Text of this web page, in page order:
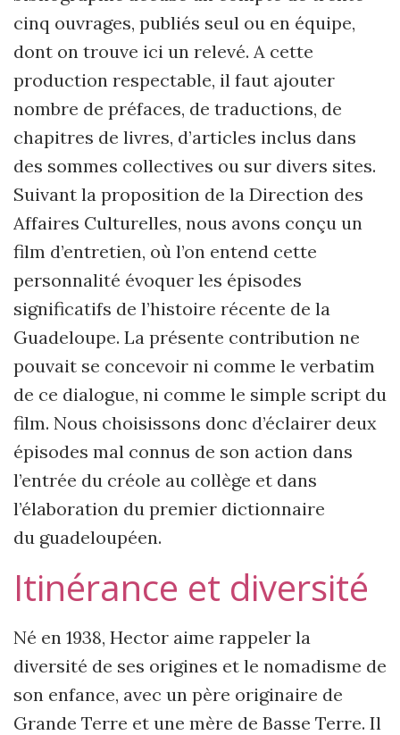
cinq ouvrages, publiés seul ou en équipe,
dont on trouve ici un relevé. A cette
production respectable, il faut ajouter
nombre de préfaces, de traductions, de
chapitres de livres, d’articles inclus dans
des sommes collectives ou sur divers sites.
Suivant la proposition de la Direction des
Affaires Culturelles, nous avons conçu un
film d’entretien, où l’on entend cette
personnalité évoquer les épisodes
significatifs de l’histoire récente de la
Guadeloupe. La présente contribution ne
pouvait se concevoir ni comme le verbatim
de ce dialogue, ni comme le simple script du
film. Nous choisissons donc d’éclairer deux
épisodes mal connus de son action dans
l’entrée du créole au collège et dans
l’élaboration du premier dictionnaire
du guadeloupéen.
Itinérance et diversité
Né en 1938, Hector aime rappeler la
diversité de ses origines et le nomadisme de
son enfance, avec un père originaire de
Grande Terre et une mère de Basse Terre. Il